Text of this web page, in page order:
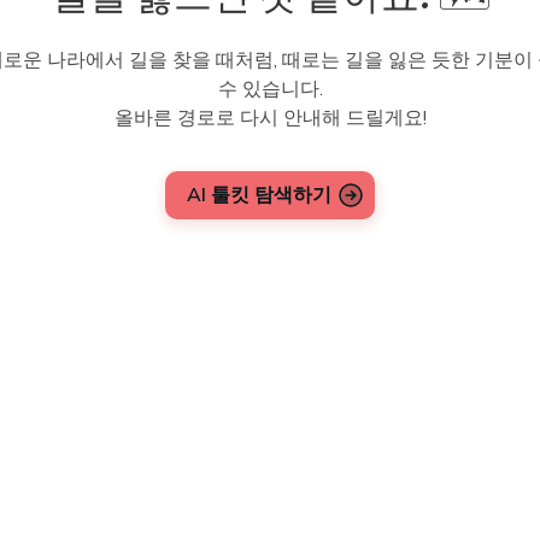
운 나라에서 길을 찾을 때처럼, 때로는 길을 잃은 듯한 기분이
수 있습니다.
올바른 경로로 다시 안내해 드릴게요!
AI 툴킷 탐색하기